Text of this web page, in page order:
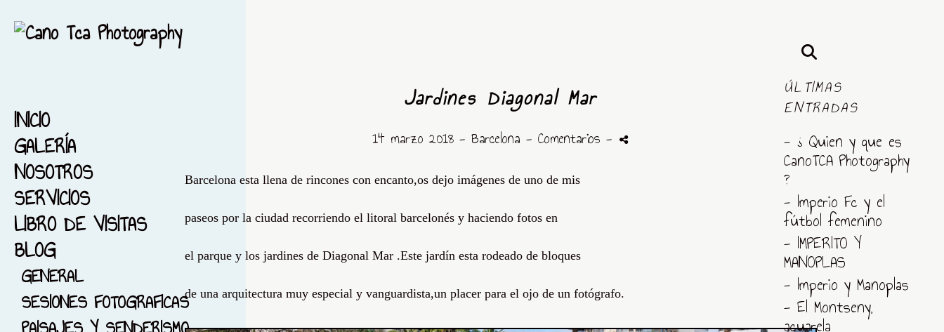
INICIO
GALERÍA
1-ACUARELA-BARCELONA
2-EL MAR...ACUARELA
3-ACUARELA FIESTA MAYOR
4-FONDO NEGRO
5-ACUARELIZANDO MI
CIUDAD
6-PHOTO RUNNING
NOSOTROS
SERVICIOS
LIBRO DE VISITAS
BLOG
GENERAL
SESIONES FOTOGRAFICAS
Jardines Diagonal Mar
14 marzo 2018 - Barcelona - Comentarios -
Barcelona esta llena de rincones con encanto,os dejo imágenes de uno de mis
paseos por la ciudad recorriendo el litoral barcelonés y haciendo fotos en
el parque y los jardines de Diagonal Mar .Este jardín esta rodeado de bloques
de una arquitectura muy especial y vanguardista,un placer para el ojo de un fotógrafo.
ÚLTIMAS
ENTRADAS
- ¿ Quien y que es
CanoTCA Photography
?
- Imperio Fc y el
fútbol femenino
- IMPERITO Y
MANOPLAS
- Imperio y Manoplas
- El Montseny,
acuarela